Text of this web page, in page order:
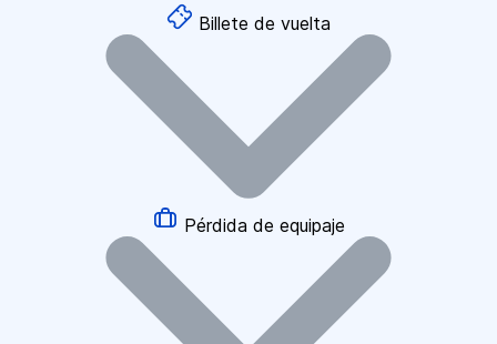
Billete de vuelta
Pérdida de equipaje